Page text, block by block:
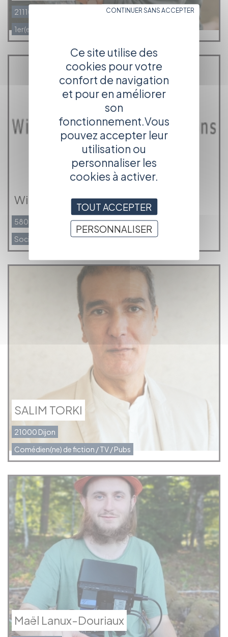
21110 Rouvres en plaine
1er(e) assistant(e) opérateur long métrage
Willmyth Audio Productions
58000 NEVERS
Société de post-production
SALIM TORKI
21000 Dijon
Comédien(ne) de fiction / TV / Pubs
Maël Lanux-Douriaux
Ce site utilise des
cookies pour votre
confort de navigation
et pour en améliorer
son
fonctionnement.Vous
pouvez accepter leur
utilisation ou
personnaliser les
cookies à activer.
TOUT ACCEPTER
CONTINUER SANS ACCEPTER
PERSONNALISER